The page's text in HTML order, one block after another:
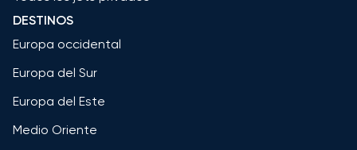
DESTINOS
Europa occidental
Europa del Sur
Europa del Este
Medio Oriente